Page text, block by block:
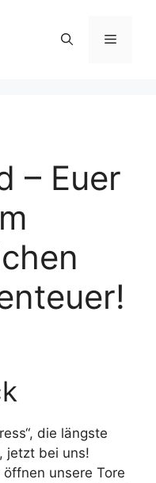
Menü
– Euer
die längste
jetzt bei uns!
öffnen unsere Tore